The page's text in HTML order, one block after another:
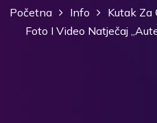
Početna Info Kutak Za
Foto I Video Natječaj